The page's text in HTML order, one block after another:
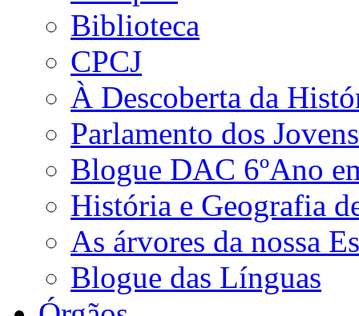
Biblioteca
CPCJ
À Descoberta da
Parlamento dos Jovens
Blogue DAC 6ºAno
História e Geografia
As árvores da nossa
Blogue das Línguas